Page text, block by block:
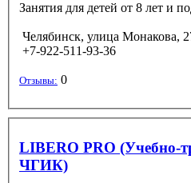
Занятия для детей от 8 лет и
Челябинск, улица Монакова,
+7-922-511-93-36
Отзывы: 0
LIBERO PRO (Учебно-
ЧГИК)